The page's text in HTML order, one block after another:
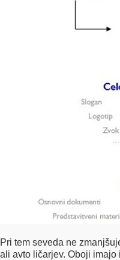
Pri tem seveda ne
ali avto ličarjev. Oboji